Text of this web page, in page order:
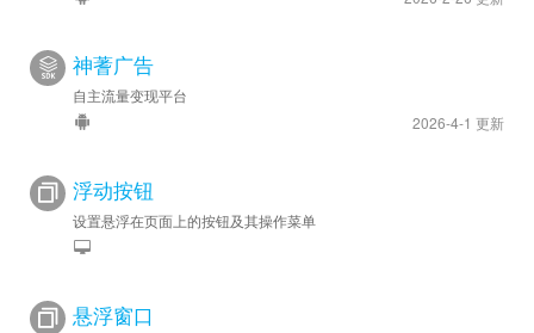
神蓍广告
自主流量变现平台
2026-4-1 更新
浮动按钮
设置悬浮在页面上的按钮及其操作菜单
悬浮窗口